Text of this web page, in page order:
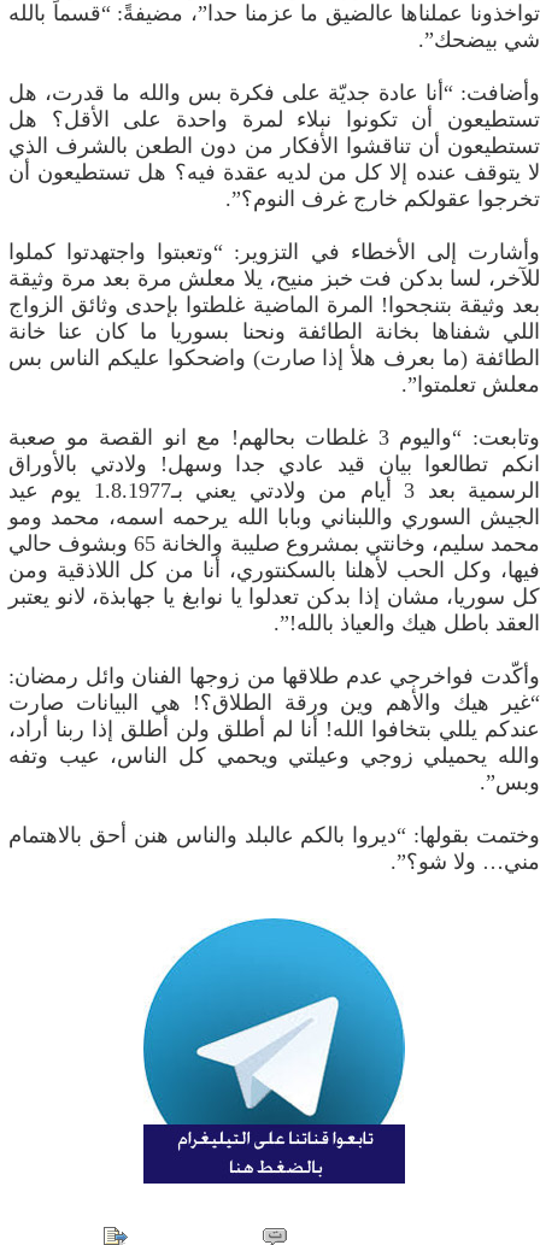
تواخذونا عملناها عالضيق ما عزمنا حدا”، مضيفةً: “قسماً بالله
شي بيضحك”.
وأضافت: “أنا عادة جديّة على فكرة بس والله ما قدرت، هل
تستطيعون أن تكونوا نبلاء لمرة واحدة على الأقل؟ هل
تستطيعون أن تناقشوا الأفكار من دون الطعن بالشرف الذي
لا يتوقف عنده إلا كل من لديه عقدة فيه؟ هل تستطيعون أن
تخرجوا عقولكم خارج غرف النوم؟”.
وأشارت إلى الأخطاء في التزوير: “وتعبتوا واجتهدتوا كملوا
للآخر، لسا بدكن فت خبز منيح، يلا معلش مرة بعد مرة وثيقة
بعد وثيقة بتنجحوا! المرة الماضية غلطتوا بإحدى وثائق الزواج
اللي شفناها بخانة الطائفة ونحنا بسوريا ما كان عنا خانة
الطائفة (ما بعرف هلأ إذا صارت) واضحكوا عليكم الناس بس
معلش تعلمتوا”.
وتابعت: “واليوم 3 غلطات بحالهم! مع انو القصة مو صعبة
انكم تطالعوا بيان قيد عادي جدا وسهل! ولادتي بالأوراق
الرسمية بعد 3 أيام من ولادتي يعني بـ1.8.1977 يوم عيد
الجيش السوري واللبناني وبابا الله يرحمه اسمه، محمد ومو
محمد سليم، وخانتي بمشروع صليبة والخانة 65 وبشوف حالي
فيها، وكل الحب لأهلنا بالسكنتوري، أنا من كل اللاذقية ومن
كل سوريا، مشان إذا بدكن تعدلوا يا نوابغ يا جهابذة، لانو يعتبر
العقد باطل هيك والعياذ بالله!”.
وأكّدت فواخرجي عدم طلاقها من زوجها الفنان وائل رمضان:
“غير هيك والأهم وين ورقة الطلاق؟! هي البيانات صارت
عندكم يللي بتخافوا الله! أنا لم أطلق ولن أطلق إذا ربنا أراد،
والله يحميلي زوجي وعيلتي ويحمي كل الناس، عيب وتفه
وبس”.
وختمت بقولها: “ديروا بالكم عالبلد والناس هنن أحق بالاهتمام
مني… ولا شو؟”.